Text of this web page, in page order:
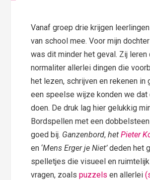
Vanaf groep drie krijgen
van school mee. Voor mijn
was dit minder het geval. Zij leren
normaliter allerlei dingen die
het lezen, schrijven en rekenen in
een speelse wijze konden we dat
doen. De druk lag hier gelukkig
Bordspellen met een
goed bij. Ganzenbord,hetPieter
en ‘Mens Erger je Niet’deden het
spelletjes die visueel en
vragen, zoalspuzzelsen allerlei